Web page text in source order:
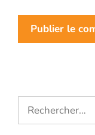
Rechercher :